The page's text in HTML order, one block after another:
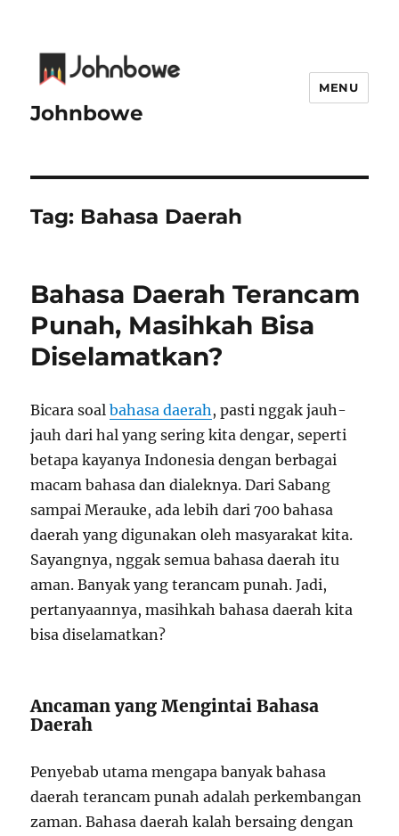
Johnbowe
MENU
Tag: Bahasa Daerah
Bahasa Daerah Terancam
Punah, Masihkah Bisa
Diselamatkan?
Bicara soalbahasa daerah , pasti nggak jauh-
jauh dari hal yang sering kita dengar, seperti
betapa kayanya Indonesia dengan berbagai
macam bahasa dan dialeknya. Dari Sabang
sampai Merauke, ada lebih dari 700 bahasa
daerah yang digunakan oleh masyarakat kita.
Sayangnya, nggak semua bahasa daerah itu
aman. Banyak yang terancam punah. Jadi,
pertanyaannya, masihkah bahasa daerah kita
bisa diselamatkan?
Ancaman yang Mengintai Bahasa
Daerah
Penyebab utama mengapa banyak bahasa
daerah terancam punah adalah perkembangan
zaman. Bahasa daerah kalah bersaing dengan